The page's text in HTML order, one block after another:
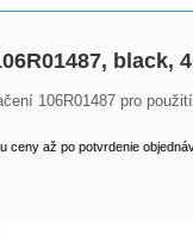
black,
106R01487 pro
ceny až po potvrdenie